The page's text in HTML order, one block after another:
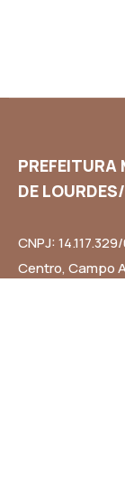
PREFEITURA
DE
CNPJ:
Centro, Campo